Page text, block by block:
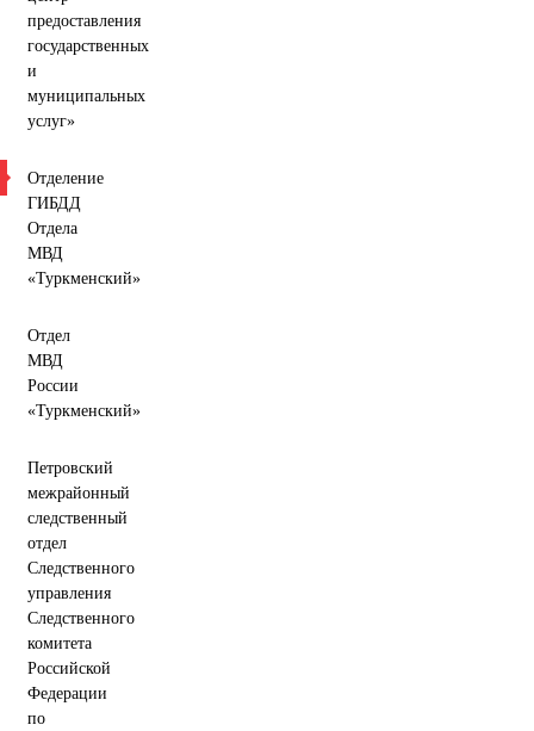
предоставления
государственных
и
муниципальных
услуг»
Отделение
ГИБДД
Отдела
МВД
«Туркменский»
Отдел
МВД
России
«Туркменский»
Петровский
межрайонный
следственный
отдел
Следственного
управления
Следственного
комитета
Российской
Федерации
по